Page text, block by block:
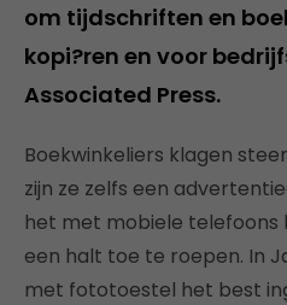
om tijdschriften en
kopi?ren en voor
Associated Press.
Boekwinkeliers klagen
zijn ze zelfs een
het met mobiele telefoons
een halt toe te roepen. In
met fototoestel het best